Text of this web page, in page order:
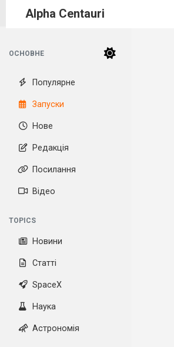
Alpha Centauri
ОСНОВНЕ
Популярне
Запуски
Нове
Редакція
Посилання
Відео
TOPICS
Новини
Статті
SpaceX
Наука
Астрономія